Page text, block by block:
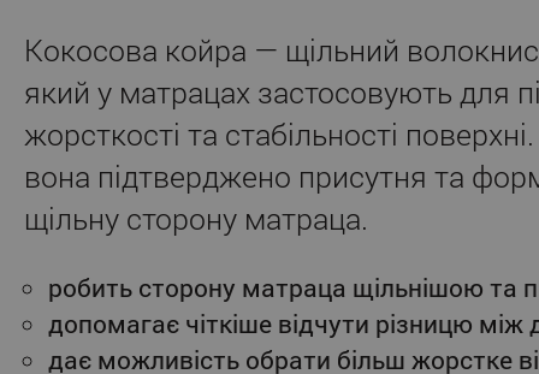
Кокосова койра — щільний
який у матрацах застосовують для
жорсткості та стабільності
вона підтверджено присутня та
щільну сторону матраца.
робить сторону матраца щільнішою та
допомагає чіткіше відчути різницю
дає можливість обрати більш жорстке